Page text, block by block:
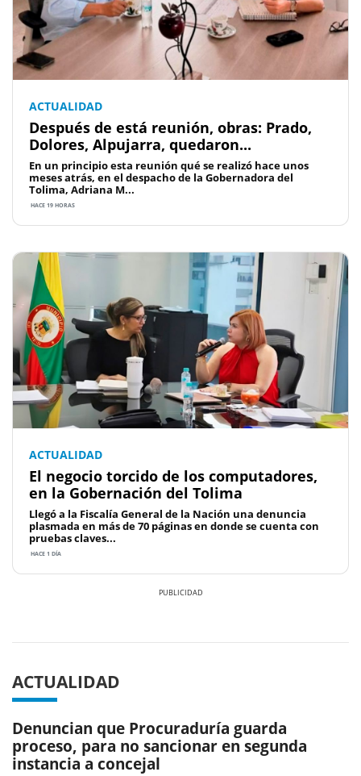
ACTUALIDAD
Después de está reunión, obras: Prado,
Dolores, Alpujarra, quedaron...
En un principio esta reunión qué se realizó hace unos
meses atrás, en el despacho de la Gobernadora del
Tolima, Adriana M...
HACE 19 HORAS
ACTUALIDAD
El negocio torcido de los computadores,
en la Gobernación del Tolima
Llegó a la Fiscalía General de la Nación una denuncia
plasmada en más de 70 páginas en donde se cuenta con
pruebas claves...
HACE 1 DÍA
ACTUALIDAD
Denuncian que Procuraduría guarda
proceso, para no sancionar en segunda
instancia a concejal